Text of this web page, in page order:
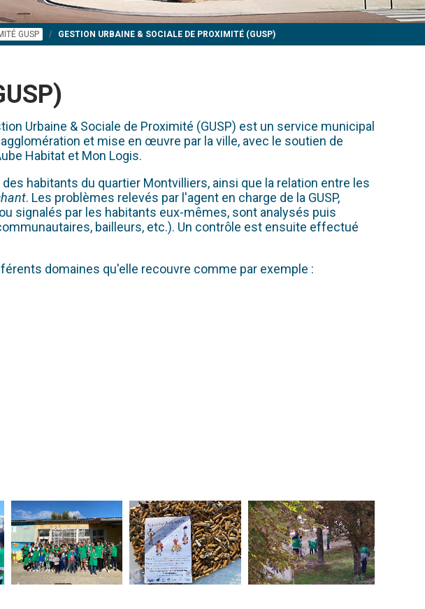
GUSP GESTION URBAINE & SOCIALE DE PROXIMITÉ (GUSP)
Urbaine & Sociale de Proximité (GUSP) est un service municipal
et mise en œuvre par la ville, avec le soutien de
Habitat et Mon Logis.
habitants du quartier Montvilliers, ainsi que la relation entre les
. Les problèmes relevés par l'agent en charge de la GUSP,
signalés par les habitants eux-mêmes, sont analysés puis
bailleurs, etc.). Un contrôle est ensuite effectué
domaines qu'elle recouvre comme par exemple :